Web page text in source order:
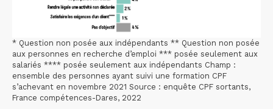
* Question non posée aux indépendants ** Question non posée
aux personnes en recherche d’emploi *** posée seulement aux
salariés **** posée seulement aux indépendants Champ :
ensemble des personnes ayant suivi une formation CPF
s’achevant en novembre 2021 Source : enquête CPF sortants,
France compétences-Dares, 2022